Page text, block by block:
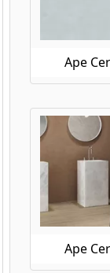
Ape
Ape